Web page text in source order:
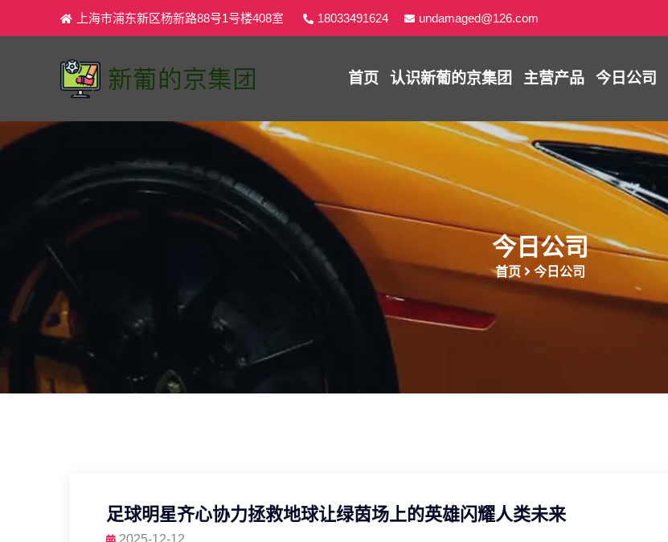
上海市浦东新区杨新路88号1号楼408室 18033491624 undamaged@126.com
首页 认识新葡的京集团 主营产品 今日公司
今日公司
首页 今日公司
足球明星齐心协力拯救地球让绿茵场上的英雄闪耀人类未来
2025-12-12